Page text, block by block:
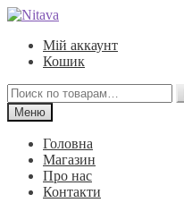
Перейти
навигации
Перейти
содержимому
Мій аккаунт
Кошик
Искать:
Меню
Головна
Магазин
Про нас
Контакти